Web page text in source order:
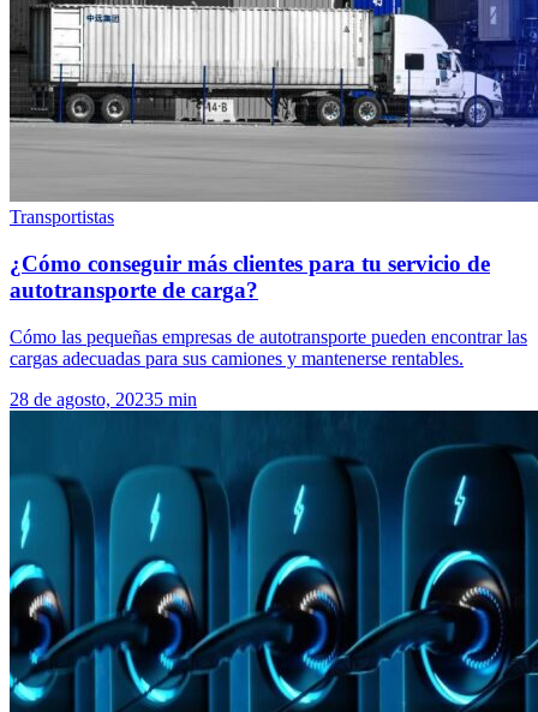
Transportistas
¿Cómo conseguir más clientes para tu servicio de
autotransporte de carga?
Cómo las pequeñas empresas de autotransporte pueden encontrar las
cargas adecuadas para sus camiones y mantenerse rentables.
28 de agosto, 20235 min